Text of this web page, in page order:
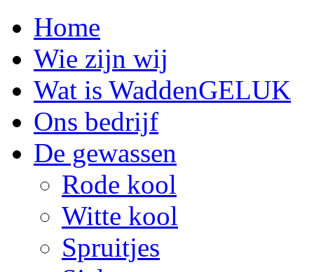
Home
Wie zijn wij
Wat is WaddenGELUK
Ons bedrijf
De gewassen
Rode kool
Witte kool
Spruitjes